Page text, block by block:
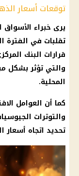
توقعات أسعار
يرى خبراء الأسواق
تقلبات في الفترة
قرارات البنك
والتي تؤثر بشكل
المحلية.
كما أن العوامل
والتوترات
تحديد اتجاه أسعار